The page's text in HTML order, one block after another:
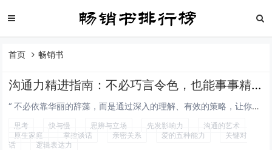
首页 畅销书
沟通力精进指南：不必巧言令色，也能事事精彩——提升沟通能力的十本好书推荐
“ 不必依靠华丽的辞藻，而是通过深入的理解、有效的策略，让你的每一次沟通都成为连接心灵的桥梁，让生活和工作因此而更加精彩。” 沟通力不仅...
思考 快与慢 思辨与立场 先发影响力
沟通的艺术
原生家庭
掌控谈话 亲密关系 爱的五种能力
关键对
话
逻辑表达力